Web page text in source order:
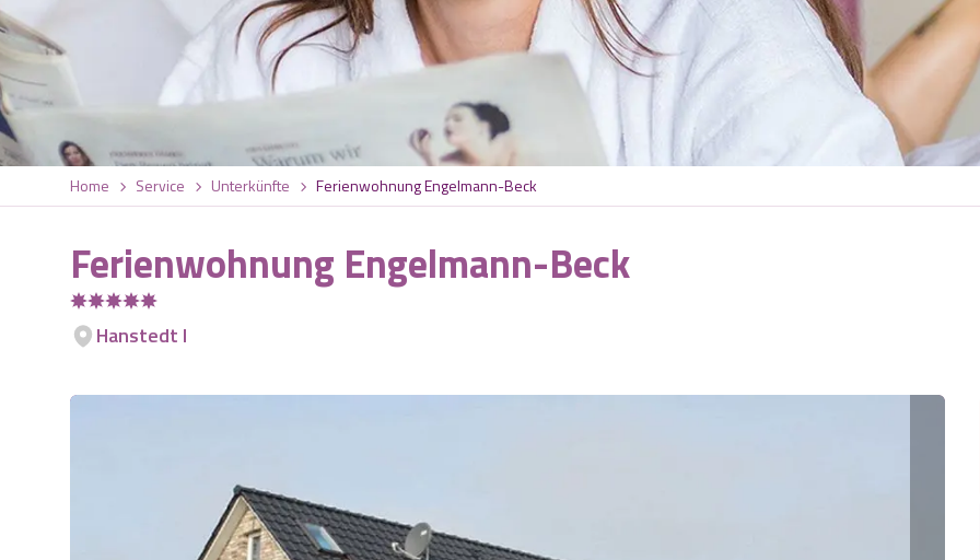
Home Service Unterkünfte Ferienwohnung Engelmann-Beck
Ferienwohnung Engelmann-Beck
Hanstedt I